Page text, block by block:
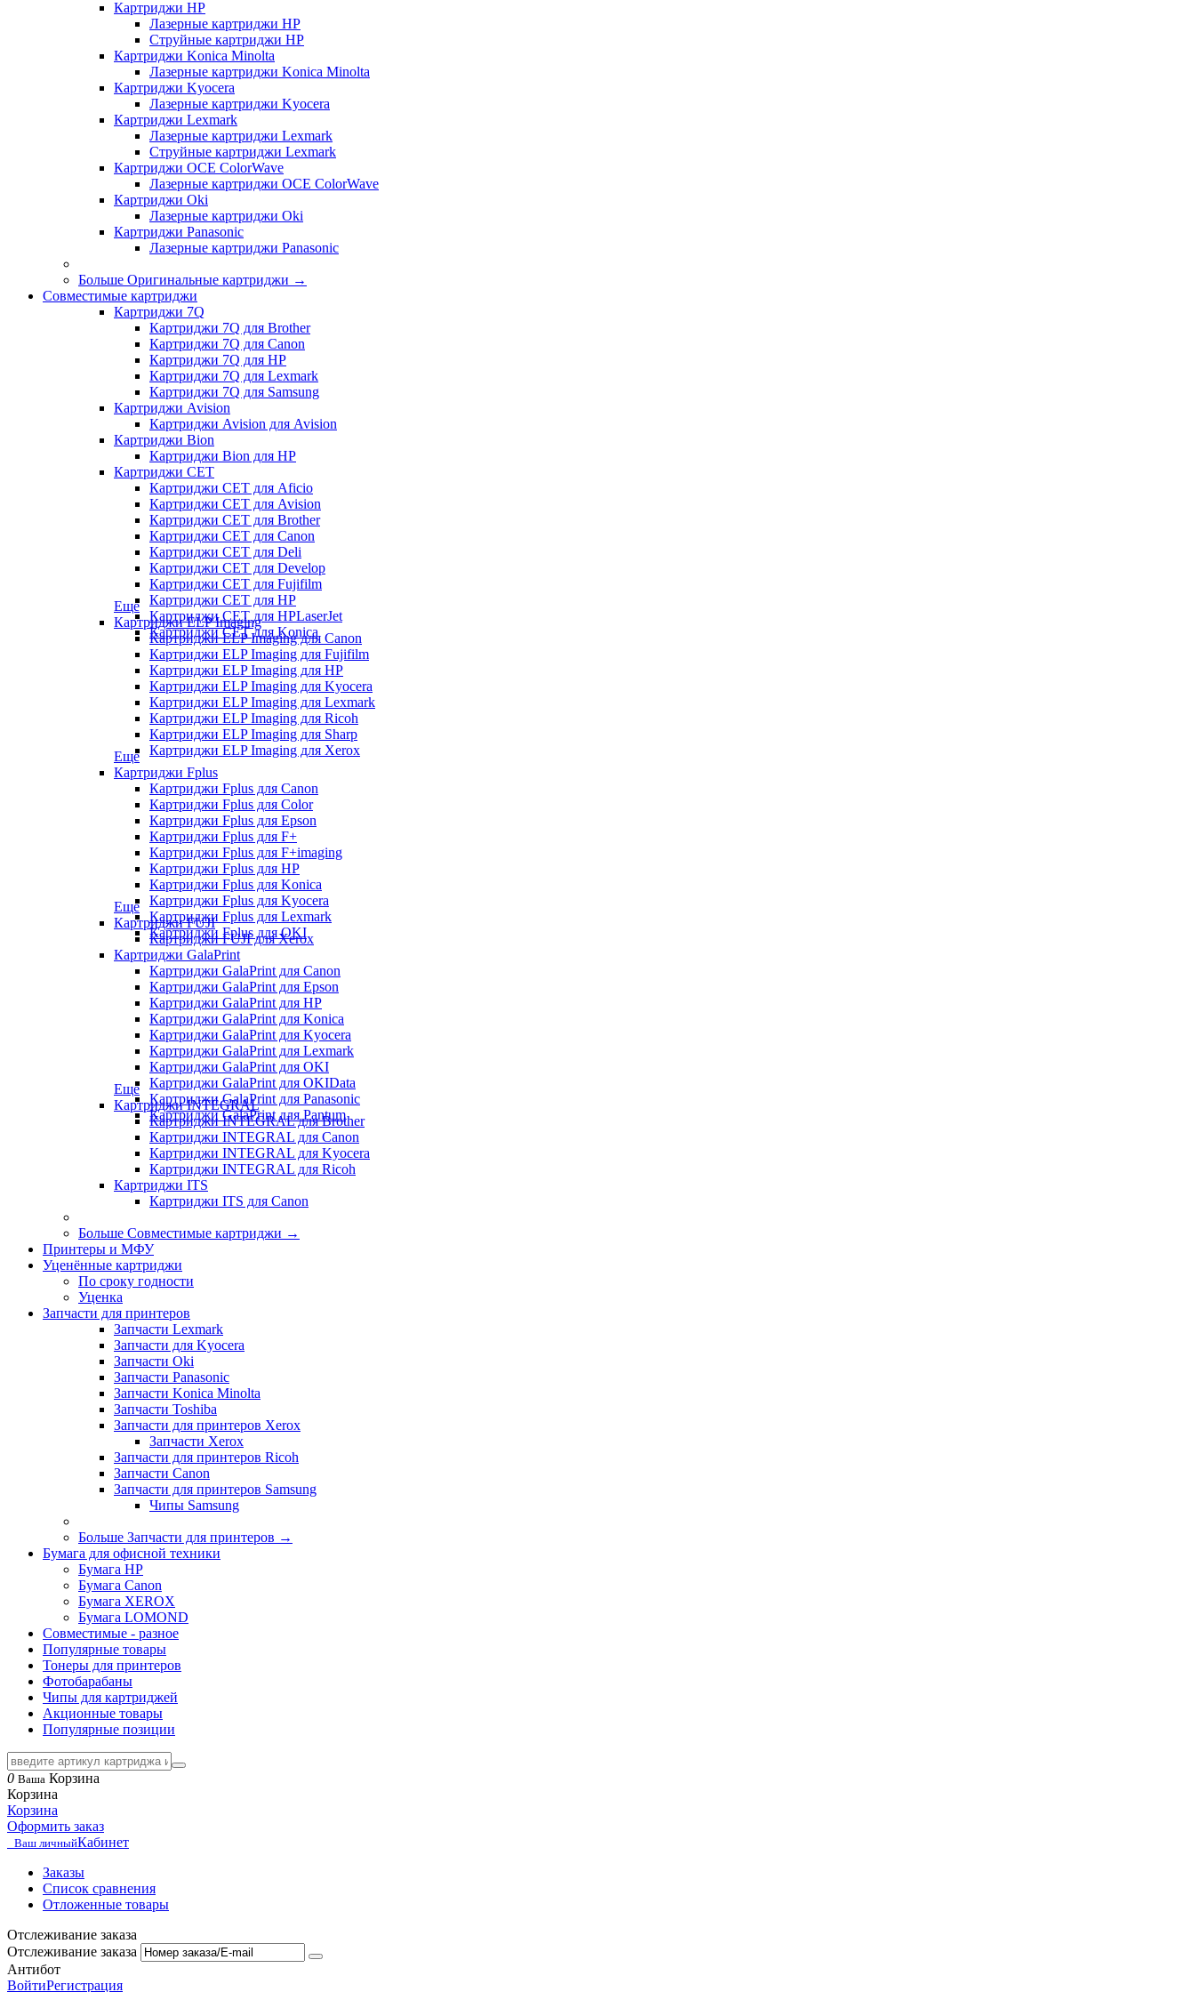
Картриджи HP
Лазерные картриджи HP
Струйные картриджи HP
Картриджи Konica Minolta
Лазерные картриджи Konica Minolta
Картриджи Kyocera
Лазерные картриджи Kyocera
Картриджи Lexmark
Лазерные картриджи Lexmark
Струйные картриджи Lexmark
Картриджи OCE ColorWave
Лазерные картриджи OCE ColorWave
Картриджи Oki
Лазерные картриджи Oki
Картриджи Panasonic
Лазерные картриджи Panasonic
Больше Оригинальные картриджи →
Совместимые картриджи
Картриджи 7Q
Картриджи 7Q для Brother
Картриджи 7Q для Canon
Картриджи 7Q для HP
Картриджи 7Q для Lexmark
Картриджи 7Q для Samsung
Картриджи Avision
Картриджи Avision для Avision
Картриджи Bion
Картриджи Bion для HP
Картриджи CET
Картриджи CET для Aficio
Картриджи CET для Avision
Картриджи CET для Brother
Картриджи CET для Canon
Картриджи CET для Deli
Картриджи CET для Develop
Картриджи CET для Fujifilm
Картриджи CET для HP
Картриджи CET для HPLaserJet
Картриджи CET для Konica
Еще
Картриджи ELP Imaging
Картриджи ELP Imaging для Canon
Картриджи ELP Imaging для Fujifilm
Картриджи ELP Imaging для HP
Картриджи ELP Imaging для Kyocera
Картриджи ELP Imaging для Lexmark
Картриджи ELP Imaging для Ricoh
Картриджи ELP Imaging для Sharp
Картриджи ELP Imaging для Xerox
Еще
Картриджи Fplus
Картриджи Fplus для Canon
Картриджи Fplus для Color
Картриджи Fplus для Epson
Картриджи Fplus для F+
Картриджи Fplus для F+imaging
Картриджи Fplus для HP
Картриджи Fplus для Konica
Картриджи Fplus для Kyocera
Картриджи Fplus для Lexmark
Картриджи Fplus для OKI
Еще
Картриджи FUJI
Картриджи FUJI для Xerox
Картриджи GalaPrint
Картриджи GalaPrint для Canon
Картриджи GalaPrint для Epson
Картриджи GalaPrint для HP
Картриджи GalaPrint для Konica
Картриджи GalaPrint для Kyocera
Картриджи GalaPrint для Lexmark
Картриджи GalaPrint для OKI
Картриджи GalaPrint для OKIData
Картриджи GalaPrint для Panasonic
Картриджи GalaPrint для Pantum
Еще
Картриджи INTEGRAL
Картриджи INTEGRAL для Brother
Картриджи INTEGRAL для Canon
Картриджи INTEGRAL для Kyocera
Картриджи INTEGRAL для Ricoh
Картриджи ITS
Картриджи ITS для Canon
Больше Совместимые картриджи →
Принтеры и МФУ
Уценённые картриджи
По сроку годности
Уценка
Запчасти для принтеров
Запчасти Lexmark
Запчасти для Kyocera
Запчасти Oki
Запчасти Panasonic
Запчасти Koniсa Minolta
Запчасти Toshiba
Запчасти для принтеров Xerox
Запчасти Xerox
Запчасти для принтеров Ricoh
Запчасти Canon
Запчасти для принтеров Samsung
Чипы Samsung
Больше Запчасти для принтеров →
Бумага для офисной техники
Бумага HP
Бумага Canon
Бумага XEROX
Бумага LOMOND
Совместимые - разное
Популярные товары
Тонеры для принтеров
Фотобарабаны
Чипы для картриджей
Акционные товары
Популярные позиции
0 Ваша Корзина
Корзина
Корзина
Оформить заказ
Ваш личныйКабинет
Заказы
Список сравнения
Отложенные товары
Отслеживание заказа
Отслеживание заказа
Антибот
ВойтиРегистрация